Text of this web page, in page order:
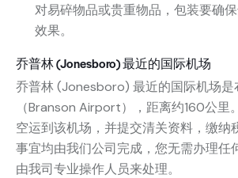
对易碎物品或贵重物品，包装要确
效果。
乔普林 (Jonesboro) 最近的国际机场
乔普林 (Jonesboro) 最近的国际机场是
（Branson Airport），距离约160公里
空运到该机场，并提交清关资料，缴纳
事宜均由我们公司完成，您无需办理任
由我司专业操作人员来处理。